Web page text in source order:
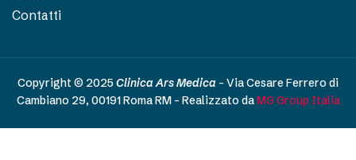
Contatti
Copyright © 2025Clinica Ars Medica – Via Cesare Ferrero di
Cambiano 29, 00191 Roma RM – Realizzato daMG Group Italia